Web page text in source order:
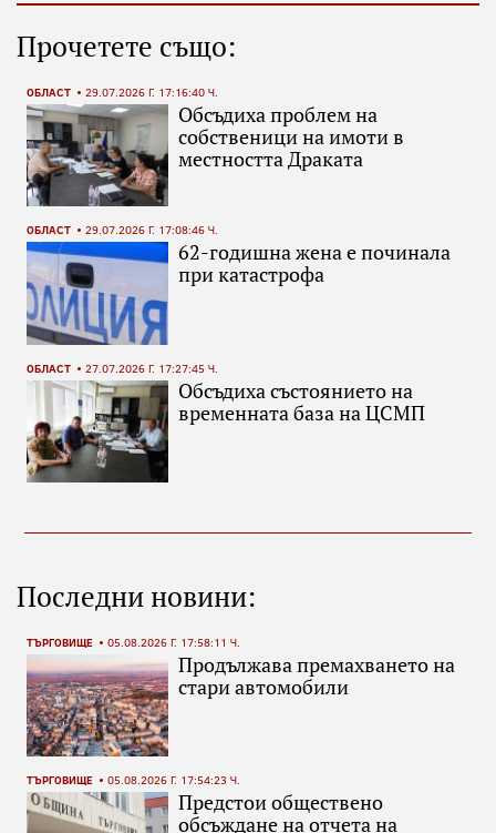
Прочетете също:
ОБЛАСТ 29.07.2026 Г. 17:16:40 Ч.
Обсъдиха проблем на
собственици на имоти в
местността Драката
ОБЛАСТ 29.07.2026 Г. 17:08:46 Ч.
62-годишна жена е починала
при катастрофа
ОБЛАСТ 27.07.2026 Г. 17:27:45 Ч.
Обсъдиха състоянието на
временната база на ЦСМП
Последни новини:
ТЪРГОВИЩЕ 05.08.2026 Г. 17:58:11 Ч.
Продължава премахването на
стари автомобили
ТЪРГОВИЩЕ 05.08.2026 Г. 17:54:23 Ч.
Предстои обществено
обсъждане на отчета на